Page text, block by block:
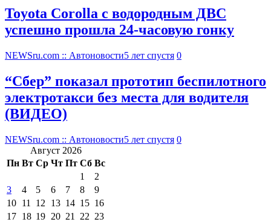
Toyota Corolla с водородным ДВС
успешно прошла 24-часовую гонку
NEWSru.com :: Автоновости5 лет спустя 0
“Сбер” показал прототип беспилотного
электротакси без места для водителя
(ВИДЕО)
NEWSru.com :: Автоновости5 лет спустя 0
Август 2026
Пн Вт Ср Чт Пт Сб Вс
1
2
3
4 5 6 7 8
9
10 11 12 13 14 15 16
17 18 19 20 21 22 23